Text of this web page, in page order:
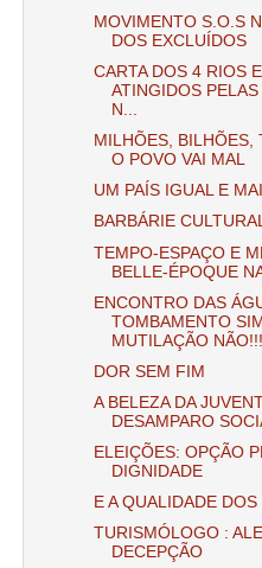
MOVIMENTO S.O.S
DOS EXCLUÍDOS
CARTA DOS 4 RIOS
ATINGIDOS
N...
MILHÕES, BILHÕES,
O POVO VAI MAL
UM PAÍS IGUAL E
BARBÁRIE
TEMPO-ESPAÇO E
BELLE-ÉPOQUE
ENCONTRO DAS
TOMBAMENTO
MUTILAÇÃO NÃO!!!
DOR SEM FIM
A BELEZA DA
DESAMPARO
ELEIÇÕES: OPÇÃO
DIGNIDADE
E A QUALIDADE
TURISMÓLOGO :
DECEPÇÃO